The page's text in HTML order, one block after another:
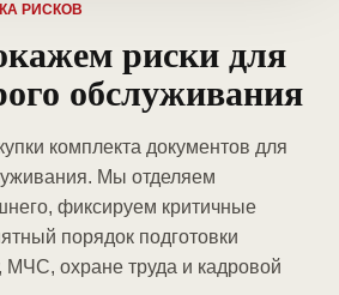
РИСКОВ
риски для
обслуживания
комплекта документов для
Мы отделяем
фиксируем критичные
порядок подготовки
МЧС, охране труда и кадровой